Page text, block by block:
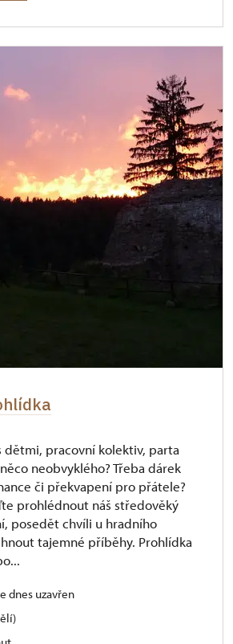
dětmi, pracovní kolektiv, parta
neobvyklého? Třeba dárek
či překvapení pro přátele?
prohlédnout náš středověký
posedět chvíli u hradního
tajemné příběhy. Prohlídka
dnes uzavřen